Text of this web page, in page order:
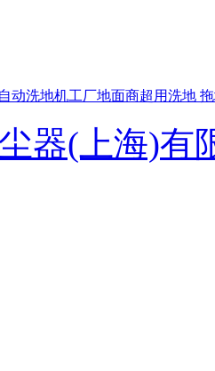
动洗地机工厂地面商超用洗地
器(上海)有